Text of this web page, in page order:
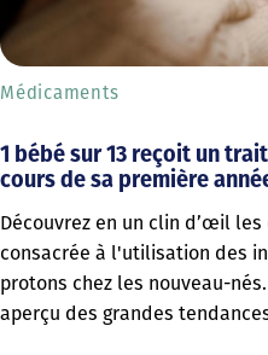
1 bébé sur 13 reçoit un
cours de sa première
Médicaments
Découvrez en un clin d’œil
consacrée à l'utilisation des
protons chez les nouveau-
aperçu des grandes